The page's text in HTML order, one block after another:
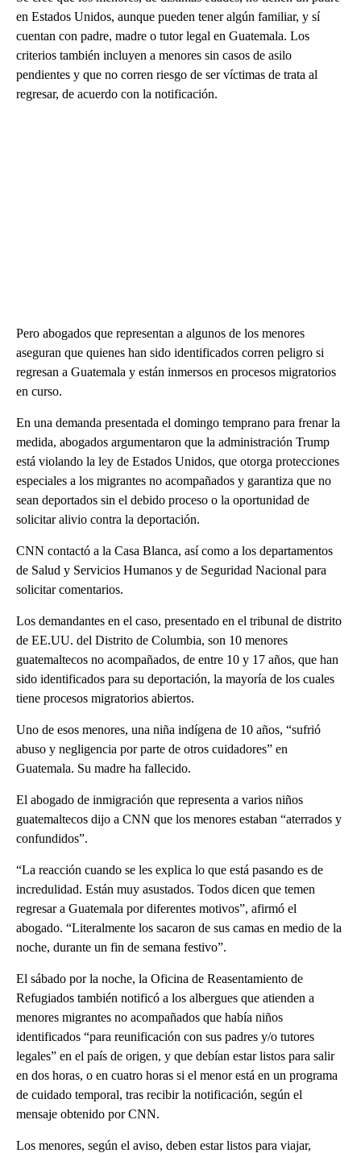
en Estados Unidos, aunque pueden tener algún familiar, y sí
cuentan con padre, madre o tutor legal en Guatemala. Los
criterios también incluyen a menores sin casos de asilo
pendientes y que no corren riesgo de ser víctimas de trata al
regresar, de acuerdo con la notificación.
Pero abogados que representan a algunos de los menores
aseguran que quienes han sido identificados corren peligro si
regresan a Guatemala y están inmersos en procesos migratorios
en curso.
En una demanda presentada el domingo temprano para frenar la
medida, abogados argumentaron que la administración Trump
está violando la ley de Estados Unidos, que otorga protecciones
especiales a los migrantes no acompañados y garantiza que no
sean deportados sin el debido proceso o la oportunidad de
solicitar alivio contra la deportación.
CNN contactó a la Casa Blanca, así como a los departamentos
de Salud y Servicios Humanos y de Seguridad Nacional para
solicitar comentarios.
Los demandantes en el caso, presentado en el tribunal de distrito
de EE.UU. del Distrito de Columbia, son 10 menores
guatemaltecos no acompañados, de entre 10 y 17 años, que han
sido identificados para su deportación, la mayoría de los cuales
tiene procesos migratorios abiertos.
Uno de esos menores, una niña indígena de 10 años, “sufrió
abuso y negligencia por parte de otros cuidadores” en
Guatemala. Su madre ha fallecido.
El abogado de inmigración que representa a varios niños
guatemaltecos dijo a CNN que los menores estaban “aterrados y
confundidos”.
“La reacción cuando se les explica lo que está pasando es de
incredulidad. Están muy asustados. Todos dicen que temen
regresar a Guatemala por diferentes motivos”, afirmó el
abogado. “Literalmente los sacaron de sus camas en medio de la
noche, durante un fin de semana festivo”.
El sábado por la noche, la Oficina de Reasentamiento de
Refugiados también notificó a los albergues que atienden a
menores migrantes no acompañados que había niños
identificados “para reunificación con sus padres y/o tutores
legales” en el país de origen, y que debían estar listos para salir
en dos horas, o en cuatro horas si el menor está en un programa
de cuidado temporal, tras recibir la notificación, según el
mensaje obtenido por CNN.
Los menores, según el aviso, deben estar listos para viajar,